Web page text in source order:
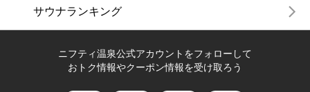
サウナランキング
ニフティ温泉公式アカウントをフォローして
おトク情報やクーポン情報を受け取ろう